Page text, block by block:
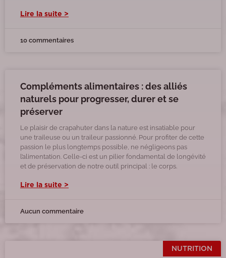
Lire la suite >
10 commentaires
Compléments alimentaires : des alliés
naturels pour progresser, durer et se
préserver
Le plaisir de crapahuter dans la nature est insatiable pour
une traileuse ou un traileur passionné. Pour profiter de cette
passion le plus longtemps possible, ne négligeons pas
l’alimentation. Celle-ci est un pilier fondamental de longévité
et de préservation de notre outil principal : le corps.
Lire la suite >
Aucun commentaire
NUTRITION